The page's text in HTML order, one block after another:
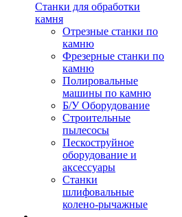
Станки для обработки
камня
Отрезные станки по
камню
Фрезерные станки по
камню
Полировальные
машины по камню
Б/У Оборудование
Строительные
пылесосы
Пескоструйное
оборудование и
аксессуары
Станки
шлифовальные
колено-рычажные